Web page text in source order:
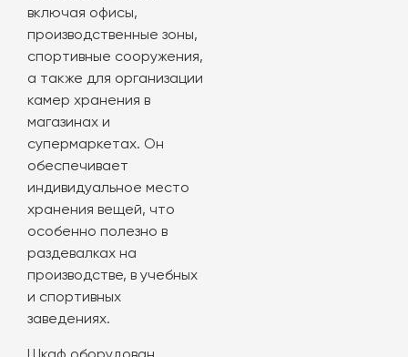
включая офисы,
производственные зоны,
спортивные сооружения,
а также для организации
камер хранения в
магазинах и
супермаркетах. Он
обеспечивает
индивидуальное место
хранения вещей, что
особенно полезно в
раздевалках на
производстве, в учебных
и спортивных
заведениях.